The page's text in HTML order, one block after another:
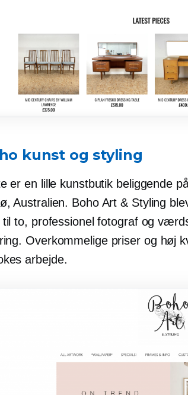
kunst og styling
er en lille kunstbutik beliggende
Australien. Boho Art & Styling
til to, professionel fotograf og
Overkommelige priser og høj
arbejde.